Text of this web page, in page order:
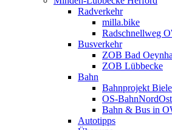
Radverkehr
milla.bike
Radschnellweg
Busverkehr
ZOB Bad
ZOB Lübbecke
Bahn
Bahnprojekt
OS-
Bahn & Bus in
Autotipps